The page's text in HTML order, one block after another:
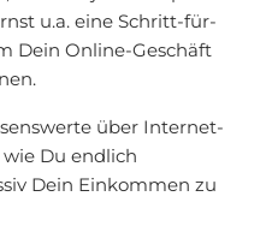
u.a. eine Schritt-für-
Dein Online-Geschäft
über Internet-
Du endlich
Dein Einkommen zu